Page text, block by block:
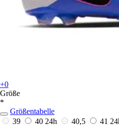
+0
Größe
*
Größentabelle
39
40 24h 40,5 41